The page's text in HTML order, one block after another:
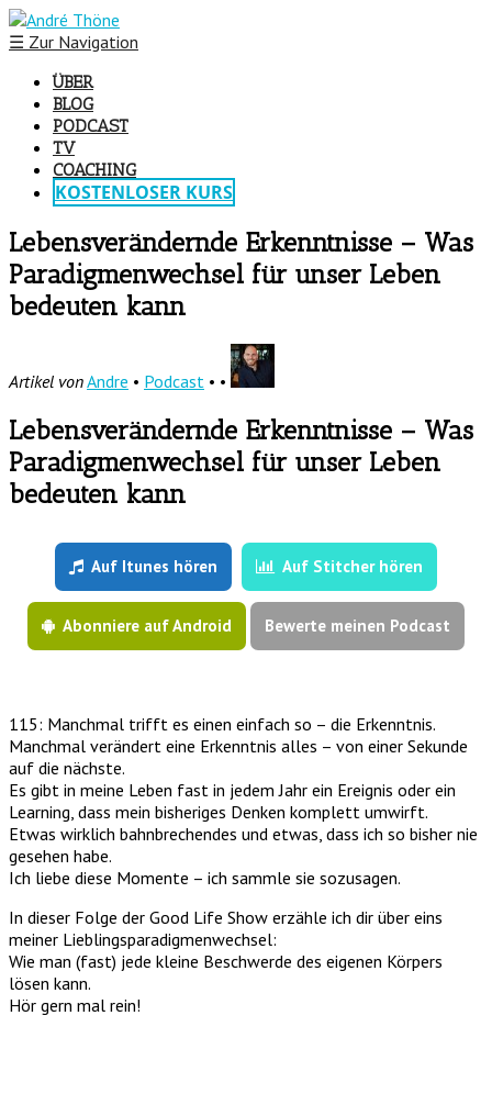
☰ Zur Navigation
ÜBER
BLOG
PODCAST
TV
COACHING
KOSTENLOSER KURS
Lebensverändernde Erkenntnisse – Was
Paradigmenwechsel für unser Leben
bedeuten kann
Artikel vonAndre • Podcast • •
Lebensverändernde Erkenntnisse – Was
Paradigmenwechsel für unser Leben
bedeuten kann
Auf Itunes hören Auf Stitcher hören
Abonniere auf Android Bewerte meinen Podcast
115: Manchmal trifft es einen einfach so – die Erkenntnis.
Manchmal verändert eine Erkenntnis alles – von einer Sekunde
auf die nächste.
Es gibt in meine Leben fast in jedem Jahr ein Ereignis oder ein
Learning, dass mein bisheriges Denken komplett umwirft.
Etwas wirklich bahnbrechendes und etwas, dass ich so bisher nie
gesehen habe.
Ich liebe diese Momente – ich sammle sie sozusagen.
In dieser Folge der Good Life Show erzähle ich dir über eins
meiner Lieblingsparadigmenwechsel:
Wie man (fast) jede kleine Beschwerde des eigenen Körpers
lösen kann.
Hör gern mal rein!